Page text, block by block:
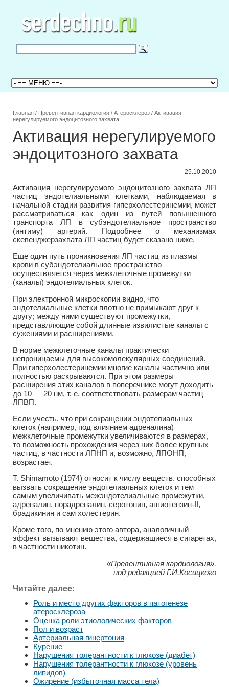
Главная / Превентивная кардиология / Атеросклероз / Активация
нерегулируемого эндоцитозного захвата
Активация нерегулируемого
эндоцитозного захвата
25.10.2010
Активация нерегулируемого эндоцитозного захвата ЛП
частиц эндотелиальными клетками, наблюдаемая в
начальной стадии развития гиперхолестеринемии, может
рассматриваться как один из путей повышенного
транспорта ЛП в субэндотелиальное пространство
(интиму) артерий. Подробнее о механизмах
скевенджерзахвата ЛП частиц будет сказано ниже.
Еще один путь проникновения ЛП частиц из плазмы
крови в субэндотелиальное пространство
осуществляется через межклеточные промежутки
(каналы) эндотелиальных клеток.
При электронной микроскопии видно, что
эндотелиальные клетки плотно не примыкают друг к
другу; между ними существуют промежутки,
представляющие собой длинные извилистые каналы с
сужениями и расширениями.
В норме межклеточные каналы практически
непроницаемы для высокомолекулярных соединений.
При гиперхолестеринемии многие каналы частично или
полностью раскрываются. При этом размеры
расширения этих каналов в поперечнике могут доходить
до 10 — 20 нм, т. е. соответствовать размерам частиц
ЛПВП.
Если учесть, что при сокращении эндотелиальных
клеток (например, под влиянием адреналина)
межклеточные промежутки увеличиваются в размерах,
то возможность прохождения через них более крупных
частиц, в частности ЛПНП и, возможно, ЛПОНП,
возрастает.
Т. Shimamoto (1974) относит к числу веществ, способных
вызвать сокращение эндотелиальных клеток и тем
самым увеличивать межэндотелиальные промежутки,
адреналин, норадреналин, серотонин, ангиотензин-II,
брадикинин и сам холестерин.
Кроме того, по мнению этого автора, аналогичный
эффект вызывают вещества, содержащиеся в сигаретах,
в частности никотин.
«Превентивная кардиология»,
под редакцией Г.И.Косицкого
Читайте далее:
Роль и место других факторов в патогенезе
атеросклероза
Оценка роли этиологических факторов
Пол и возраст
Артериальная гинертония
Курение
Нарушения толерантности к глюкозе (диабет)
Нарушения толерантности к глюкозе (уровень
липидов)
Ожирение (избыточная масса тела)